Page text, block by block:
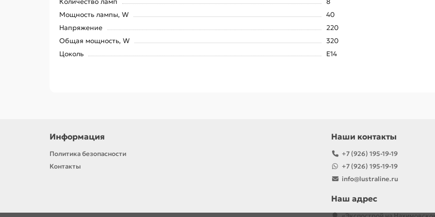
Мощность лампы, W
40
Напряжение
220
Общая мощность, W
320
Цоколь
E14
Информация
Политика безопасности
Контакты
Наши контакты
+7 (926) 195-19-19
+7 (926) 195-19-19
info@lustraline.ru
Наш адрес